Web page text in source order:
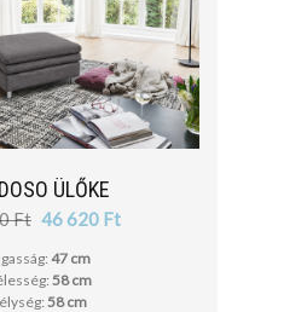
ÜLŐKE
Ft 46 620 Ft
47 cm
58 cm
58 cm